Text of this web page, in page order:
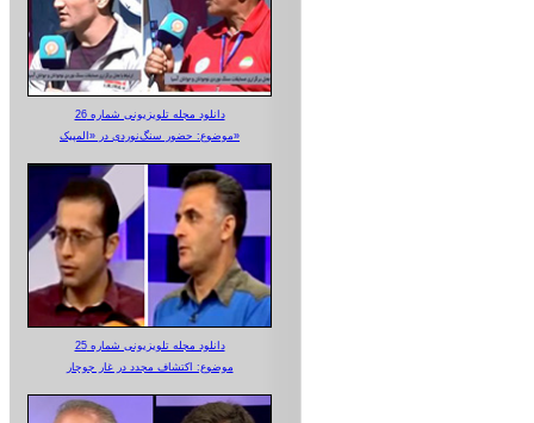
دانلود مجله تلویزیونی شماره 26
موضوع: حضور سنگ‌نوردی در «المپیک»
دانلود مجله تلویزیونی شماره 25
موضوع: اکتشاف مجدد در غار جوجار